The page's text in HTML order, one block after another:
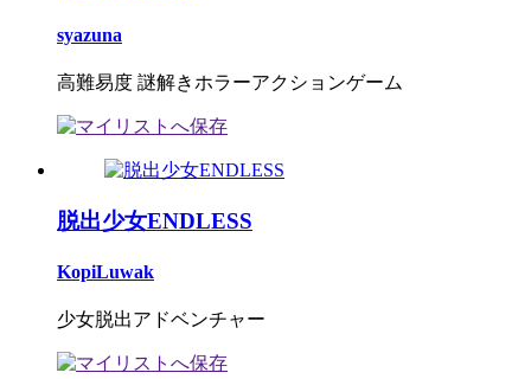
syazuna
高難易度 謎解きホラーアクションゲーム
脱出少女ENDLESS
KopiLuwak
少女脱出アドベンチャー